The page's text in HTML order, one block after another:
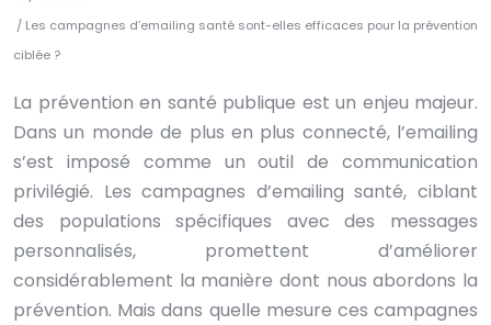
/ Les campagnes d’emailing santé sont-elles efficaces pour la prévention
ciblée ?
La prévention en santé publique est un enjeu majeur.
Dans un monde de plus en plus connecté, l’emailing
s’est imposé comme un outil de communication
privilégié. Les campagnes d’emailing santé, ciblant
des populations spécifiques avec des messages
personnalisés, promettent d’améliorer
considérablement la manière dont nous abordons la
prévention. Mais dans quelle mesure ces campagnes